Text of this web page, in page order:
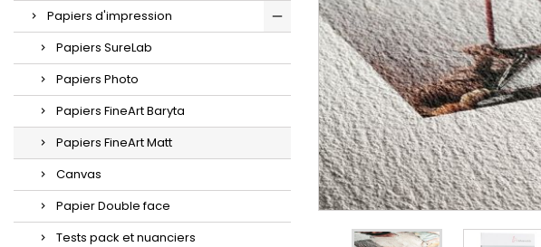
Papiers d'impression
Papiers SureLab
Papiers Photo
Papiers FineArt Baryta
Papiers FineArt Matt
Canvas
Papier Double face
Tests pack et nuanciers